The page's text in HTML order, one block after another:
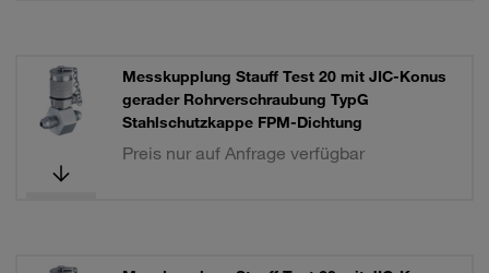
Messkupplung Stauff Test 20 mit JIC-Konus
gerader Rohrverschraubung TypG
Stahlschutzkappe FPM-Dichtung
Preis nur auf Anfrage verfügbar